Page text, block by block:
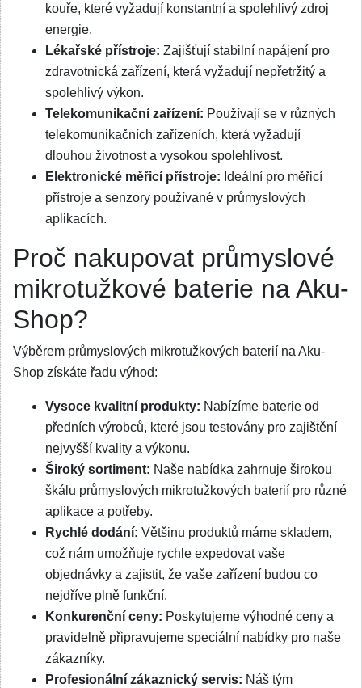
kouře, které vyžadují konstantní a spolehlivý zdroj
energie.
Lékařské přístroje: Zajišťují stabilní napájení pro
zdravotnická zařízení, která vyžadují nepřetržitý a
spolehlivý výkon.
Telekomunikační zařízení: Používají se v různých
telekomunikačních zařízeních, která vyžadují
dlouhou životnost a vysokou spolehlivost.
Elektronické měřicí přístroje: Ideální pro měřicí
přístroje a senzory používané v průmyslových
aplikacích.
Proč nakupovat průmyslové
mikrotužkové baterie na Aku-
Shop?
Výběrem průmyslových mikrotužkových baterií na Aku-
Shop získáte řadu výhod:
Vysoce kvalitní produkty: Nabízíme baterie od
předních výrobců, které jsou testovány pro zajištění
nejvyšší kvality a výkonu.
Široký sortiment: Naše nabídka zahrnuje širokou
škálu průmyslových mikrotužkových baterií pro různé
aplikace a potřeby.
Rychlé dodání: Většinu produktů máme skladem,
což nám umožňuje rychle expedovat vaše
objednávky a zajistit, že vaše zařízení budou co
nejdříve plně funkční.
Konkurenční ceny: Poskytujeme výhodné ceny a
pravidelně připravujeme speciální nabídky pro naše
zákazníky.
Profesionální zákaznický servis: Náš tým